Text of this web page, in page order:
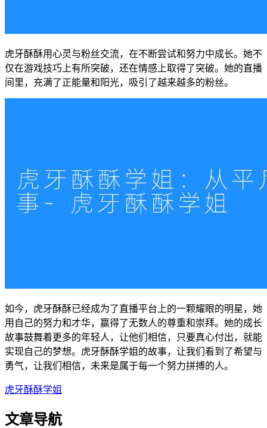
虎牙酥酥用心灵与粉丝交流，在不断尝试和努力中成长。她不
仅在游戏技巧上有所突破，还在情感上取得了突破。她的直播
间里，充满了正能量和阳光，吸引了越来越多的粉丝。
如今，虎牙酥酥已经成为了直播平台上的一颗耀眼的明星，她
用自己的努力和才华，赢得了无数人的尊重和崇拜。她的成长
故事鼓舞着更多的年轻人，让他们相信，只要真心付出，就能
实现自己的梦想。虎牙酥酥学姐的故事，让我们看到了希望与
勇气，让我们相信，未来是属于每一个努力拼搏的人。
虎牙酥酥学姐
文章导航